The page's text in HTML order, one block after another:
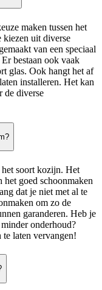
maken tussen het
kiezen uit diverse
van een speciaal
bestaan ook vaak
glas. Ook hangt het af
installeren. Het kan
de diverse
soort kozijn. Het
het goed schoonmaken
dat je niet met al te
om zo de
garanderen. Heb je
onderhoud?
laten vervangen!